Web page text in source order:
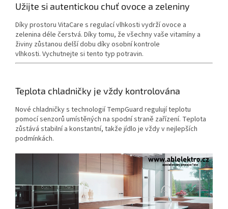
Užijte si autentickou chuť ovoce a zeleniny
Díky prostoru VitaCare s regulací vlhkosti vydrží ovoce a
zelenina déle čerstvá. Díky tomu, že všechny vaše vitamíny a
živiny zůstanou delší dobu díky osobní kontrole
vlhkosti. Vychutnejte si tento typ potravin.
Teplota chladničky je vždy kontrolována
Nové chladničky s technologií TempGuard regulují teplotu
pomocí senzorů umístěných na spodní straně zařízení. Teplota
zůstává stabilní a konstantní, takže jídlo je vždy v nejlepších
podmínkách.